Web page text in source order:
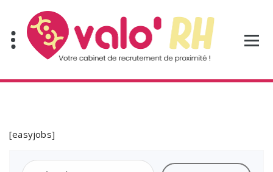
contenu
[easyjobs]
Rechercher :